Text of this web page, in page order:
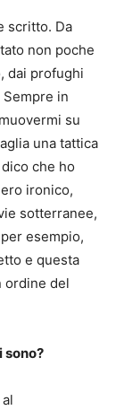
scritto. Da
non poche
dai profughi
in
su
una tattica
che ho
ironico,
sotterranee,
esempio,
e questa
ordine del
sono?